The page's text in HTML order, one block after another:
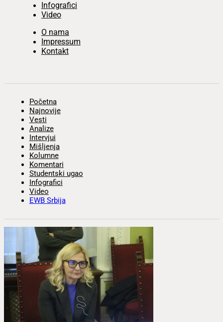
Infografici
Video
O nama
Impressum
Kontakt
Početna
Najnovije
Vesti
Analize
Intervjui
Mišljenja
Kolumne
Komentari
Studentski ugao
Infografici
Video
EWB Srbija